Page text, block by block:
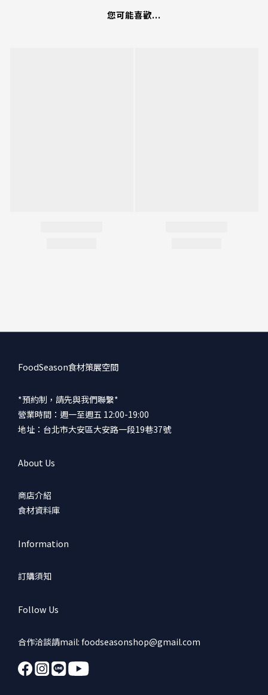
您可能喜歡...
FoodSeason食材策展空間
*預約制，請先與我們聯繫*
營業時間：週一至週五 12:00-19:00
地址：台北市大安區大安路一段19巷37號
About Us
商店介紹
食材資料庫
Information
訂購須知
Follow Us
合作洽談請mail: foodseasonshop@gmail.com